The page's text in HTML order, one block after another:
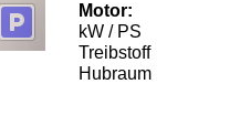
Motor:
kW / PS
Treibstoff
Hubraum